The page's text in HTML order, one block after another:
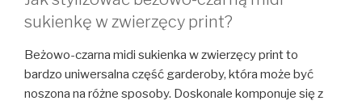
sukienkę w zwierzęcy print?
Beżowo-czarna midi sukienka w zwierzęcy print to
bardzo uniwersalna część garderoby, która może być
noszona na różne sposoby. Doskonale komponuje się z